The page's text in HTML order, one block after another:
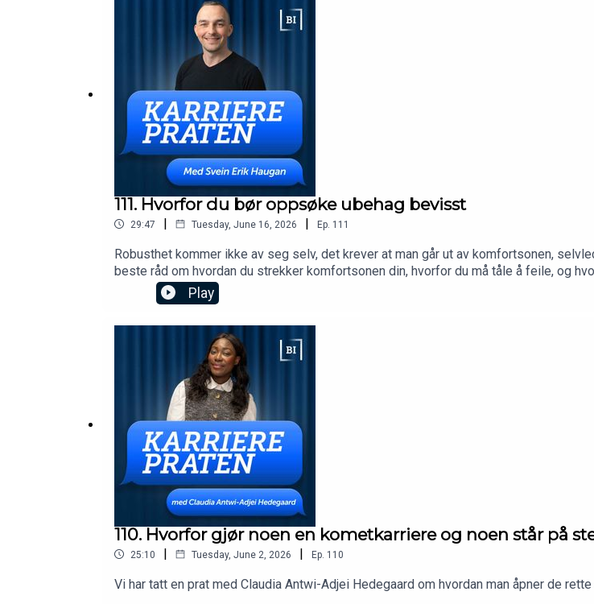
111. Hvorfor du bør oppsøke ubehag bevisst
29:47 | Tuesday, June 16, 2026 | Ep. 111
Robusthet kommer ikke av seg selv, det krever at man går ut av komfortsonen,
beste råd om hvordan du strekker komfortsonen din, hvorfor du må tåle å feile, og
Play
110. Hvorfor gjør noen en kometkarriere og noen står på
25:10 | Tuesday, June 2, 2026 | Ep. 110
Vi har tatt en prat med Claudia Antwi-Adjei Hedegaard om hvordan man åpner de